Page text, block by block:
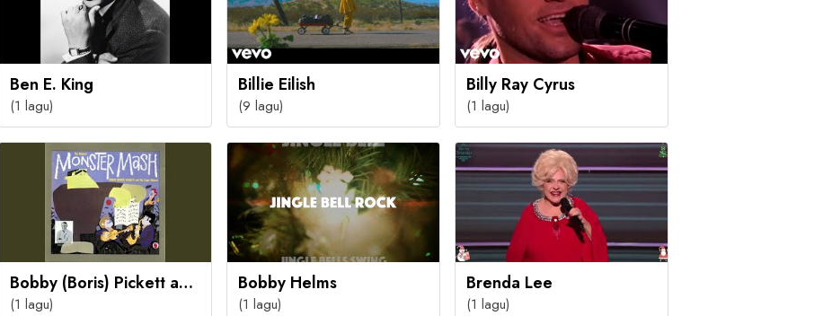
Ben E. King
(1 lagu)
Billie Eilish
(9 lagu)
Billy Ray Cyrus
(1 lagu)
Bobby (Boris) Pickett and the Crypt-Kickers
(1 lagu)
Bobby Helms
(1 lagu)
Brenda Lee
(1 lagu)